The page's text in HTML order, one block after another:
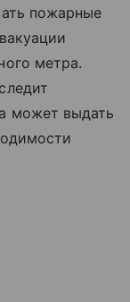
пожарные
метра.
может выдать